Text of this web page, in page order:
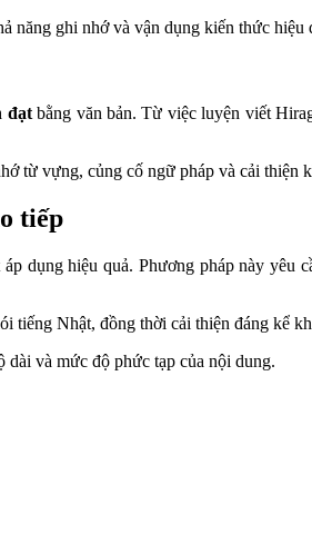
năng ghi nhớ và vận dụng kiến thức hiệu
đạtbằng văn bản. Từ việc luyện viết
từ vựng, củng cố ngữ pháp và cải thiện
tiếp
dụng hiệu quả. Phương pháp này
Nhật, đồng thời cải thiện đáng kể
dài và mức độ phức tạp của nội dung.